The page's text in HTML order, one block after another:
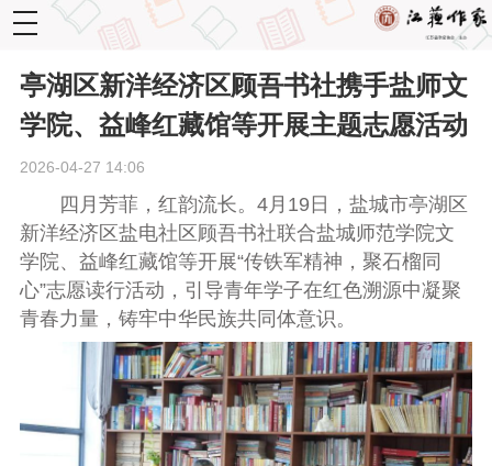
toggle
navigation
亭湖区新洋经济区顾吾书社携手盐师文
学院、益峰红藏馆等开展主题志愿活动
2026-04-27 14:06
四月芳菲，红韵流长。4月19日，盐城市亭湖区
新洋经济区盐电社区顾吾书社联合盐城师范学院文
学院、益峰红藏馆等开展“传铁军精神，聚石榴同
心”志愿读行活动，引导青年学子在红色溯源中凝聚
青春力量，铸牢中华民族共同体意识。